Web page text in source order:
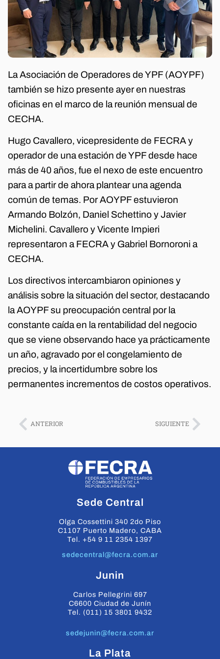
La Asociación de Operadores de YPF (AOYPF)
también se hizo presente ayer en nuestras
oficinas en el marco de la reunión mensual de
CECHA.
Hugo Cavallero, vicepresidente de FECRA y
operador de una estación de YPF desde hace
más de 40 años, fue el nexo de este encuentro
para a partir de ahora plantear una agenda
común de temas. Por AOYPF estuvieron
Armando Bolzón, Daniel Schettino y Javier
Michelini. Cavallero y Vicente Impieri
representaron a FECRA y Gabriel Bornoroni a
CECHA.
Los directivos intercambiaron opiniones y
análisis sobre la situación del sector, destacando
la AOYPF su preocupación central por la
constante caída en la rentabilidad del negocio
que se viene observando hace ya prácticamente
un año, agravado por el congelamiento de
precios, y la incertidumbre sobre los
permanentes incrementos de costos operativos.
ANTERIOR SIGUIENTE
Sede Central
Olga Cossettini 340 2do Piso
C1107 Puerto Madero, CABA
Tel. +54 9 11 2354 1397
sedecentral@fecra.com.ar
Junin
Carlos Pellegrini 697
C6600 Ciudad de Junín
Tel. (011) 15 3801 9432
sedejunin@fecra.com.ar
La Plata